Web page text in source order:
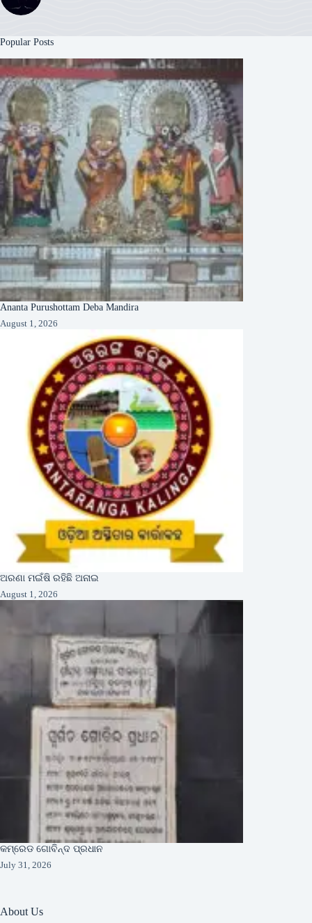
Popular Posts
Ananta Purushottam Deba Mandira
August 1, 2026
ଅରଣା ମଇଁଷି ରହିଛି ଅନାଇ
August 1, 2026
କମ୍ରେଡ ଗୋବିନ୍ଦ ପ୍ରଧାନ
July 31, 2026
About Us